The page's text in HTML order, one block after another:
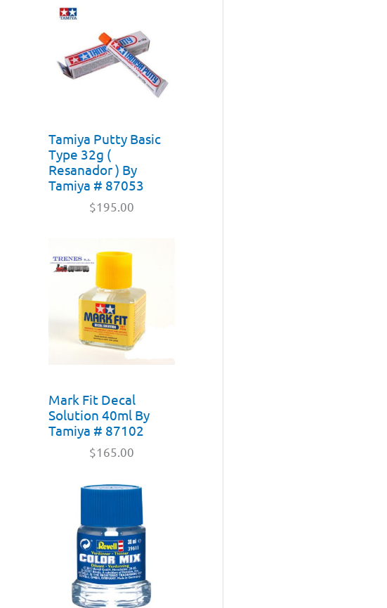
Tamiya Putty Basic
Type 32g (
Resanador ) By
Tamiya # 87053
$195.00
Mark Fit Decal
Solution 40ml By
Tamiya # 87102
$165.00